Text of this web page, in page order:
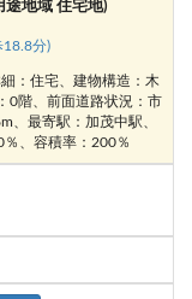
途地域 住宅地)
18.8分)
：住宅、建物構造：木
0階、前面道路状況：市
、最寄駅：加茂中駅、
、容積率：200％